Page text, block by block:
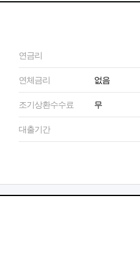
연금리
연체금리 없음
조기상환수수료 무
대출기간